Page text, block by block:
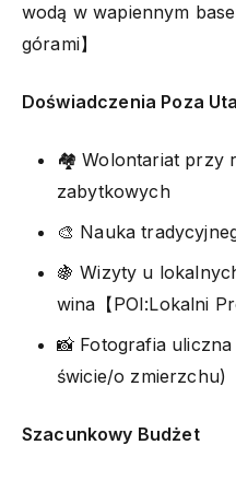
wodą w wapiennym
górami】
Doświadczenia Poza
🏘️ Wolontariat przy
zabytkowych
🎨 Nauka
🍇 Wizyty u
wina【POI:Lokalni
📸 Fotografia uliczna
świcie/o zmierzchu)
Szacunkowy Budżet